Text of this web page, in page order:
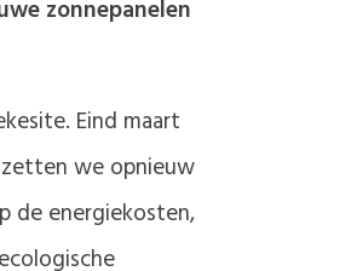
zonnepanelen
Eind maart
we opnieuw
de energiekosten,